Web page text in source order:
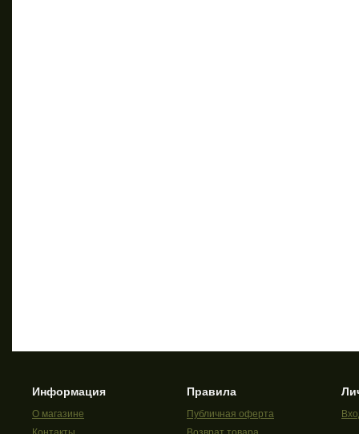
Информация
О магазине
Правила
Публичная оферта